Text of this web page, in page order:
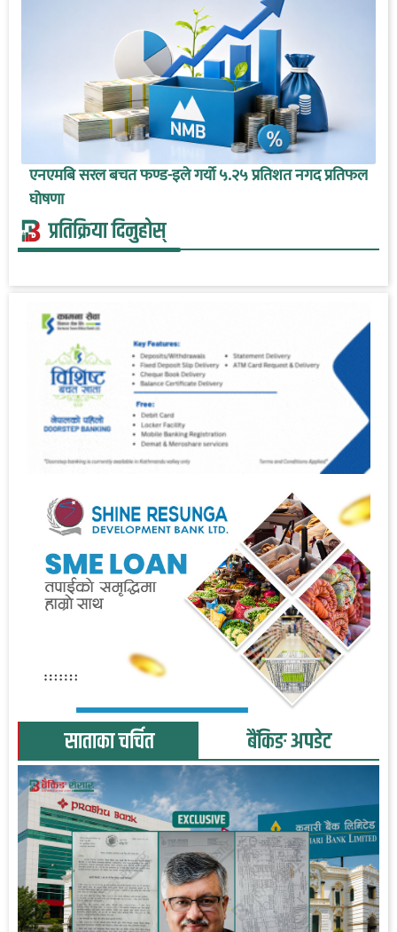
एनएमबि सरल बचत फण्ड-इले गर्यो ५.२५ प्रतिशत नगद प्रतिफल
घोषणा
प्रतिक्रिया दिनुहोस्
साताका चर्चित बैंकिङ अपडेट